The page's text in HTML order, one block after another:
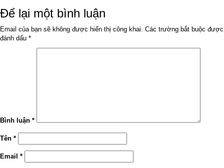
ngày
đầy
đủ
Để lại một bình luận
Email của bạn sẽ không được hiển thị công khai. Các trường bắt buộc được
đánh dấu *
Bình luận *
Tên *
Email *